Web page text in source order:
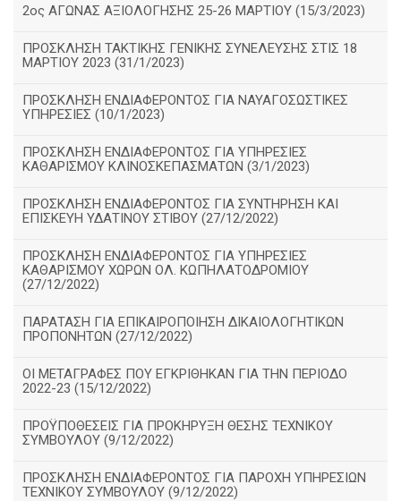
2ος ΑΓΩΝΑΣ ΑΞΙΟΛΟΓΗΣΗΣ 25-26 ΜΑΡΤΙΟΥ (15/3/2023)
ΠΡΟΣΚΛΗΣΗ ΤΑΚΤΙΚΗΣ ΓΕΝΙΚΗΣ ΣΥΝΕΛΕΥΣΗΣ ΣΤΙΣ 18
ΜΑΡΤΙΟΥ 2023 (31/1/2023)
ΠΡΟΣΚΛΗΣΗ ΕΝΔΙΑΦΕΡΟΝΤΟΣ ΓΙΑ ΝΑΥΑΓΟΣΩΣΤΙΚΕΣ
ΥΠΗΡΕΣΙΕΣ (10/1/2023)
ΠΡΟΣΚΛΗΣΗ ΕΝΔΙΑΦΕΡΟΝΤΟΣ ΓΙΑ ΥΠΗΡΕΣΙΕΣ
ΚΑΘΑΡΙΣΜΟΥ ΚΛΙΝΟΣΚΕΠΑΣΜΑΤΩΝ (3/1/2023)
ΠΡΟΣΚΛΗΣΗ ΕΝΔΙΑΦΕΡΟΝΤΟΣ ΓΙΑ ΣΥΝΤΗΡΗΣΗ ΚΑΙ
ΕΠΙΣΚΕΥΗ ΥΔΑΤΙΝΟΥ ΣΤΙΒΟΥ (27/12/2022)
ΠΡΟΣΚΛΗΣΗ ΕΝΔΙΑΦΕΡΟΝΤΟΣ ΓΙΑ ΥΠΗΡΕΣΙΕΣ
ΚΑΘΑΡΙΣΜΟΥ ΧΩΡΩΝ ΟΛ. ΚΩΠΗΛΑΤΟΔΡΟΜΙΟΥ
(27/12/2022)
ΠΑΡΑΤΑΣΗ ΓΙΑ ΕΠΙΚΑΙΡΟΠΟΙΗΣΗ ΔΙΚΑΙΟΛΟΓΗΤΙΚΩΝ
ΠΡΟΠΟΝΗΤΩΝ (27/12/2022)
ΟΙ ΜΕΤΑΓΡΑΦΕΣ ΠΟΥ ΕΓΚΡΙΘΗΚΑΝ ΓΙΑ ΤΗΝ ΠΕΡΙΟΔΟ
2022-23 (15/12/2022)
ΠΡΟΫΠΟΘΕΣΕΙΣ ΓΙΑ ΠΡΟΚΗΡΥΞΗ ΘΕΣΗΣ ΤΕΧΝΙΚΟΥ
ΣΥΜΒΟΥΛΟΥ (9/12/2022)
ΠΡΟΣΚΛΗΣΗ ΕΝΔΙΑΦΕΡΟΝΤΟΣ ΓΙΑ ΠΑΡΟΧΗ ΥΠΗΡΕΣΙΩΝ
ΤΕΧΝΙΚΟΥ ΣΥΜΒΟΥΛΟΥ (9/12/2022)